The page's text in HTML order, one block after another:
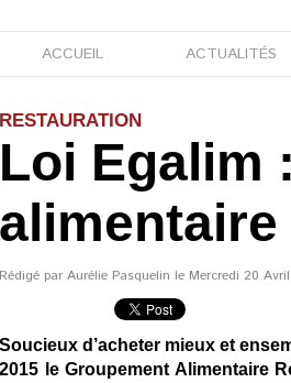
ACCUEIL ACTUALITÉS
RESTAURATION
Loi Egalim
Rédigé par Aurélie Pasquelin le Mercredi 20
Soucieux d’acheter mieux et
2015 le Groupement Alimentaire